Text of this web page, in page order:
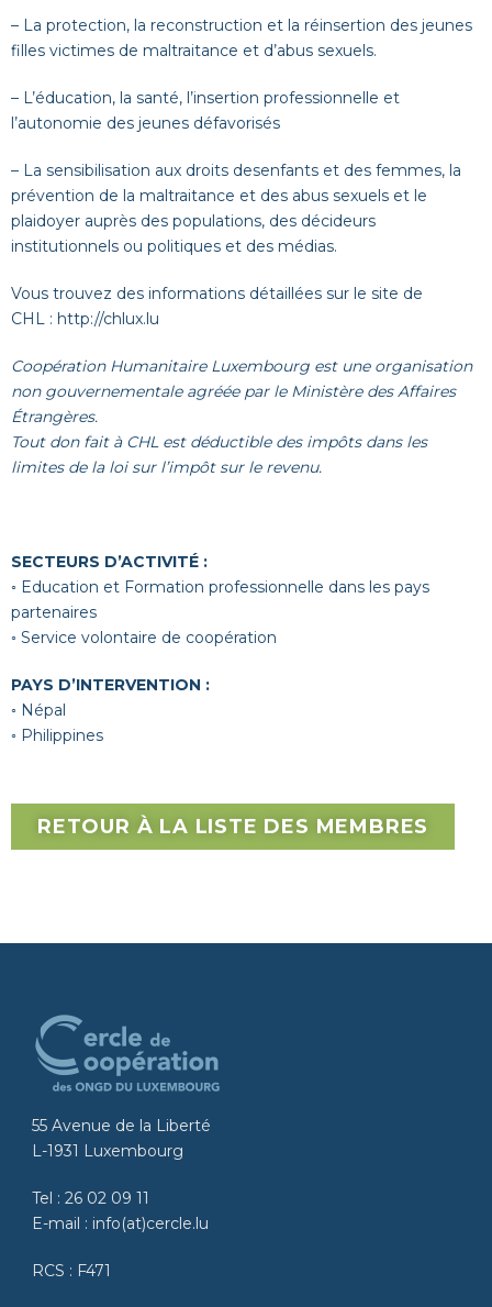
– La protection, la reconstruction et la réinsertion des jeunes
filles victimes de maltraitance et d’abus sexuels.
– L’éducation, la santé, l’insertion professionnelle et
l’autonomie des jeunes défavorisés
– La sensibilisation aux droits desenfants et des femmes, la
prévention de la maltraitance et des abus sexuels et le
plaidoyer auprès des populations, des décideurs
institutionnels ou politiques et des médias.
Vous trouvez des informations détaillées sur le site de
CHL : http://chlux.lu
Coopération Humanitaire Luxembourg est une organisation
non gouvernementale agréée par le Ministère des Affaires
Étrangères.
Tout don fait à CHL est déductible des impôts dans les
limites de la loi sur l’impôt sur le revenu.
SECTEURS D’ACTIVITÉ :
◦ Education et Formation professionnelle dans les pays
partenaires
◦ Service volontaire de coopération
PAYS D’INTERVENTION :
◦ Népal
◦ Philippines
RETOUR À LA LISTE DES MEMBRES
55 Avenue de la Liberté
L-1931 Luxembourg
Tel : 26 02 09 11
E-mail : info(at)cercle.lu
RCS : F471